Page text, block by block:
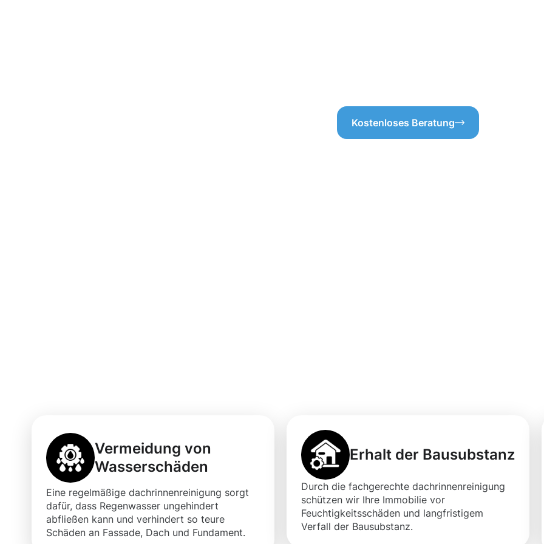
Kostenloses Beratung
Vermeidung von
Wasserschäden
Eine regelmäßige dachrinnenreinigung sorgt
dafür, dass Regenwasser ungehindert
abfließen kann und verhindert so teure
Schäden an Fassade, Dach und Fundament.
Erhalt der Bausubstanz
Durch die fachgerechte dachrinnenreinigung
schützen wir Ihre Immobilie vor
Feuchtigkeitsschäden und langfristigem
Verfall der Bausubstanz.